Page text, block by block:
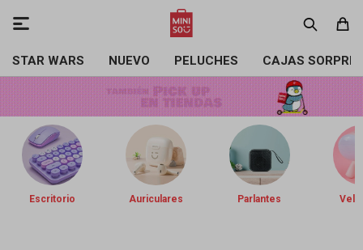
STAR WARS NUEVO PELUCHES CAJAS

Escritorio Auriculares Parlantes